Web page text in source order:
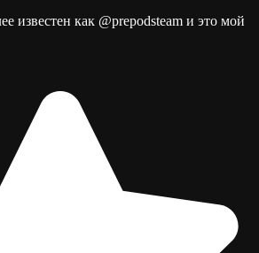
известен как @prepodsteam и это мой